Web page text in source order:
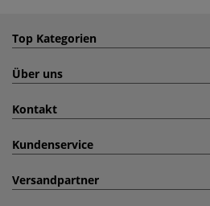
Top Kategorien
Über uns
Kontakt
Kundenservice
Versandpartner